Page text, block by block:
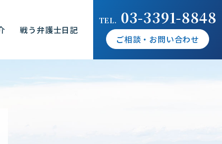
戦う弁護士日記
TEL. 03-3391-8848
ご相談・お問い合わせ